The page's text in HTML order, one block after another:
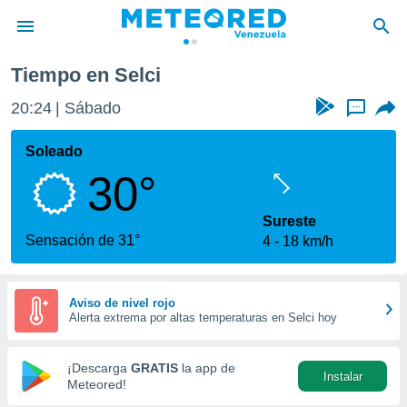
de
ha
calidad.
a este
las
y
forma
digital
basada
Tiempo en Selci
20:24 Sábado ...
Soleado
30°
Sensación de 31°
Sureste
4
18 km/h
Aviso de nivel rojo
Alerta extrema por altas temperaturas en Selci hoy
¡Descarga GRATIS la app de
Meteored!
Instalar